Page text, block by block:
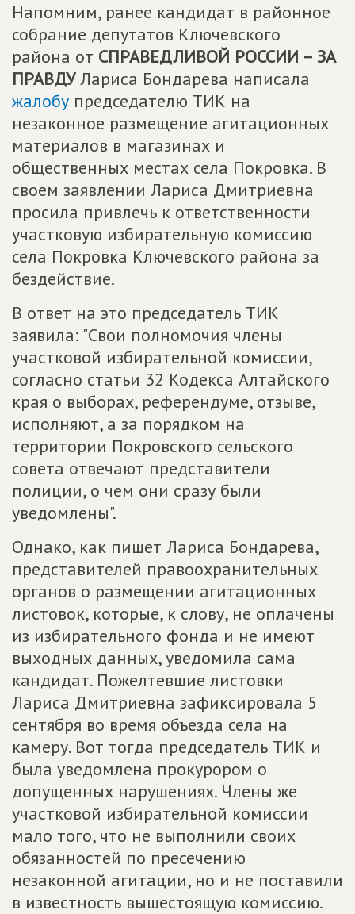
Напомним, ранее кандидат в районное
собрание депутатов Ключевского
района от СПРАВЕДЛИВОЙ РОССИИ – ЗА
ПРАВДУЛариса Бондарева написала
жалобу председателю ТИК на
незаконное размещение агитационных
материалов в магазинах и
общественных местах села Покровка. В
своем заявлении Лариса Дмитриевна
просила привлечь к ответственности
участковую избирательную комиссию
села Покровка Ключевского района за
бездействие.
В ответ на это председатель ТИК
заявила: "Свои полномочия члены
участковой избирательной комиссии,
согласно статьи 32 Кодекса Алтайского
края о выборах, референдуме, отзыве,
исполняют, а за порядком на
территории Покровского сельского
совета отвечают представители
полиции, о чем они сразу были
уведомлены".
Однако, как пишет Лариса Бондарева,
представителей правоохранительных
органов о размещении агитационных
листовок, которые, к слову, не оплачены
из избирательного фонда и не имеют
выходных данных, уведомила сама
кандидат. Пожелтевшие листовки
Лариса Дмитриевна зафиксировала 5
сентября во время объезда села на
камеру. Вот тогда председатель ТИК и
была уведомлена прокурором о
допущенных нарушениях. Члены же
участковой избирательной комиссии
мало того, что не выполнили своих
обязанностей по пресечению
незаконной агитации, но и не поставили
в известность вышестоящую комиссию.